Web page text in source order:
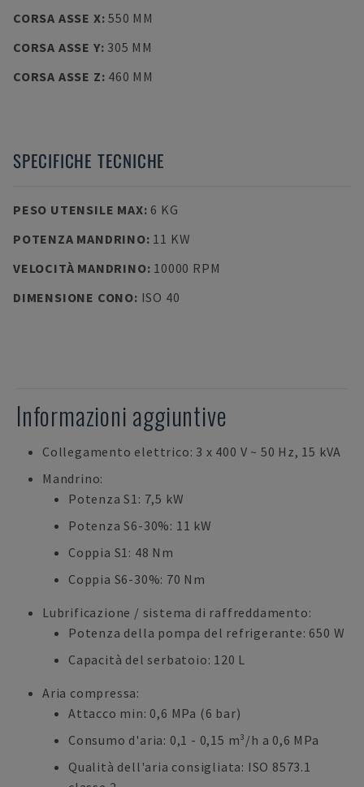
CORSA ASSE X:550 MM
CORSA ASSE Y: 305 MM
CORSA ASSE Z: 460 MM
SPECIFICHE TECNICHE
PESO UTENSILE MAX: 6 KG
POTENZA MANDRINO: 11 KW
VELOCITÀ MANDRINO: 10000 RPM
DIMENSIONE CONO: ISO 40
Informazioni aggiuntive
Collegamento elettrico: 3 x 400 V ~ 50 Hz, 15 kVA
Mandrino:
Potenza S1: 7,5 kW
Potenza S6-30%: 11 kW
Coppia S1: 48 Nm
Coppia S6-30%: 70 Nm
Lubrificazione / sistema di raffreddamento:
Potenza della pompa del refrigerante: 650 W
Capacità del serbatoio: 120 L
Aria compressa:
Attacco min: 0,6 MPa (6 bar)
Consumo d'aria: 0,1 - 0,15 m³/h a 0,6 MPa
Qualità dell'aria consigliata: ISO 8573.1